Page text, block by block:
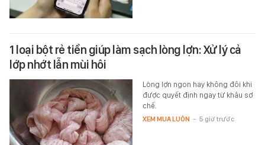
1 loại bột rẻ tiền giúp làm sạch lòng lợn: Xử lý cả
lớp nhớt lẫn mùi hôi
Lòng lợn ngon hay không đôi khi
được quyết định ngay từ khâu sơ
chế.
XEM MUA LUÔN - 5 giờ trước